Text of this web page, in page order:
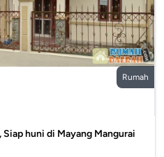
Rumah
huni di Mayang Mangurai